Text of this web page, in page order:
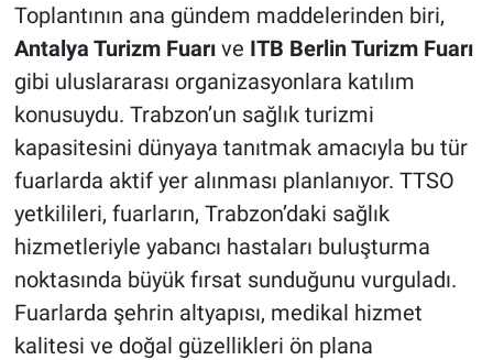
Toplantının ana gündem maddelerinden biri,
Antalya Turizm Fuarıve ITB Berlin Turizm Fuarı
gibi uluslararası organizasyonlara katılım
konusuydu. Trabzon’un sağlık turizmi
kapasitesini dünyaya tanıtmak amacıyla bu tür
fuarlarda aktif yer alınması planlanıyor. TTSO
yetkilileri, fuarların, Trabzon’daki sağlık
hizmetleriyle yabancı hastaları buluşturma
noktasında büyük fırsat sunduğunu vurguladı.
Fuarlarda şehrin altyapısı, medikal hizmet
kalitesi ve doğal güzellikleri ön plana